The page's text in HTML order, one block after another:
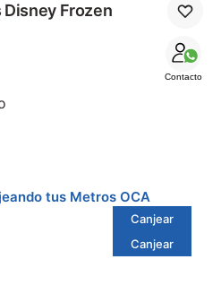
Frozen
Contacto
tus Metros OCA
Canjear
Canjear